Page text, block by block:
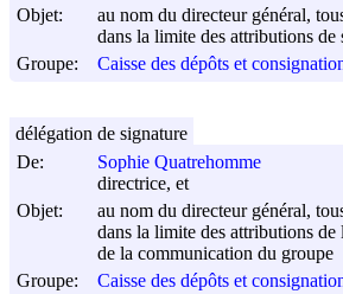
Objet:
au nom du directeur général,
dans la limite des attributions de
Groupe:
Caisse des dépôts et
De:
Sophie Quatrehomme
directrice, et
Objet:
au nom du directeur général,
dans la limite des attributions
de la communication du groupe
Groupe:
Caisse des dépôts et
délégation de signature